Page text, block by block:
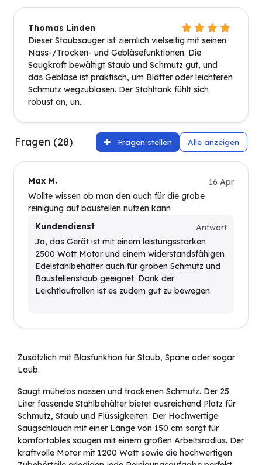
Thomas Linden
Dieser Staubsauger ist ziemlich vielseitig mit seinen
Nass-/Trocken- und Gebläsefunktionen. Die
Saugkraft bewältigt Staub und Schmutz gut, und
das Gebläse ist praktisch, um Blätter oder leichteren
Schmutz wegzublasen. Der Stahltank fühlt sich
robust an, un...
Fragen (28) Fragen stellen Alle anzeigen
Max M.
16 Apr
Wollte wissen ob man den auch für die grobe
reinigung auf baustellen nutzen kann
Kundendienst
Antwort
Ja, das Gerät ist mit einem leistungsstarken
2500 Watt Motor und einem widerstandsfähigen
Edelstahlbehälter auch für groben Schmutz und
Baustellenstaub geeignet. Dank der
Leichtlaufrollen ist es zudem gut zu bewegen.
Zusätzlich mit Blasfunktion für Staub, Späne oder sogar
Laub.
Saugt mühelos nassen und trockenen Schmutz. Der 25
Liter fassende Stahlbehälter bietet ausreichend Platz für
Schmutz, Staub und Flüssigkeiten. Der Hochwertige
Saugschlauch mit einer Länge von 150 cm sorgt für
komfortables saugen mit einem großen Arbeitsradius. Der
kraftvolle Motor mit 1200 Watt sowie die hochwertigen